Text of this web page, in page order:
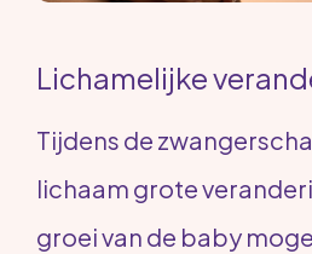
Lichamelijke
Tijdens de
lichaam grote
groei van de baby